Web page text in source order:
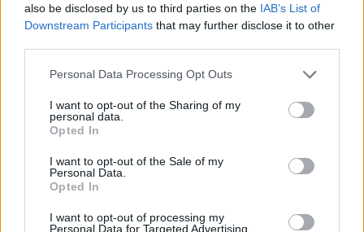
also be disclosed by us to third parties on the IAB’s List of
Downstream Participants that may further disclose it to other
Personal Data Processing Opt Outs
I want to opt-out of the Sharing of my
personal data.
Opted In
I want to opt-out of the Sale of my
Personal Data.
Opted In
I want to opt-out of processing my
Personal Data for Targeted Advertising.
Ο πρόεδρος του ΣΥΡΙΖΑ έκανε, μάλιστα, μια
στάση για έναν μικρό του φίλο, ο οποίος
φορούσε μπλούζα με τον Τσε Γκεβάρα.
24ΩΡΗ ΑΠΕΡΓΙΑ ΑΛΕΞΗΣ ΤΣΙΠΡΑΣ ΔΙΑΔΗΛΩΣΕΙΣ